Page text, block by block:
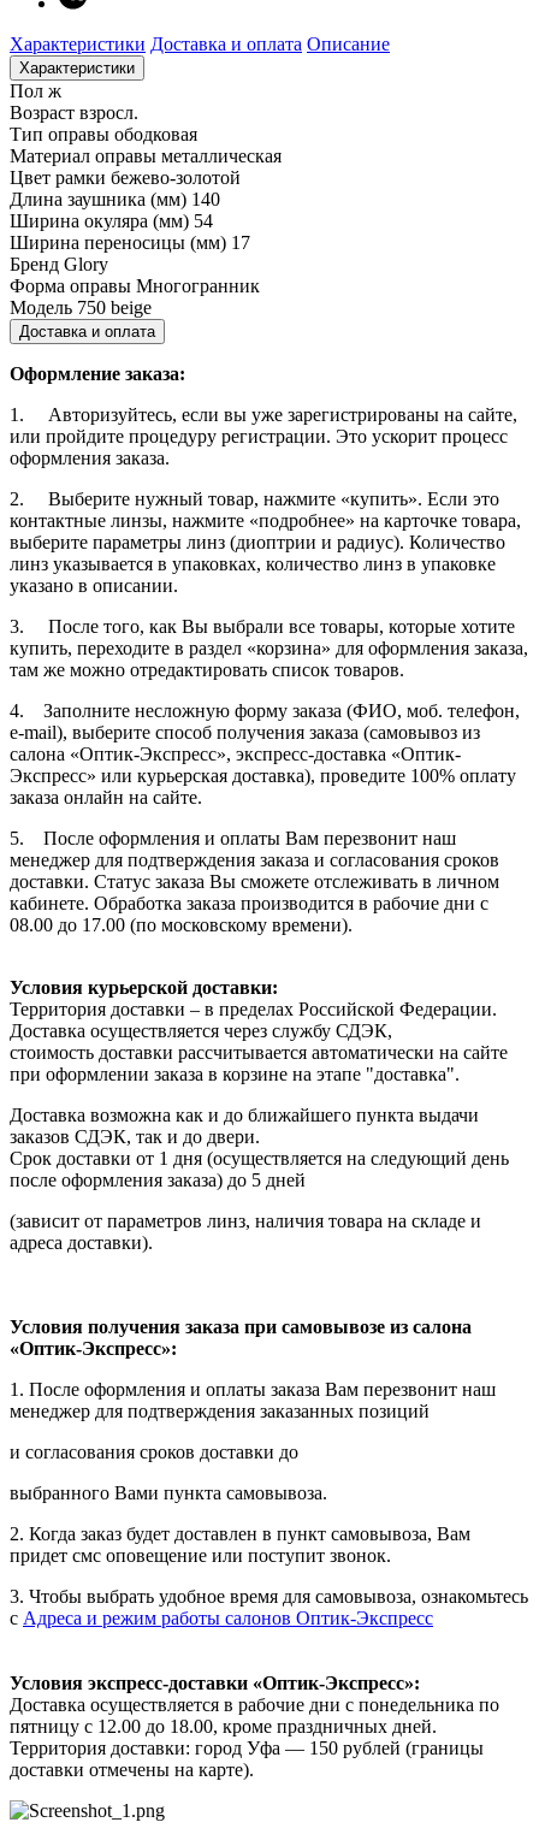
Характеристики Доставка и оплата Описание
Характеристики
Пол ж
Возраст взросл.
Тип оправы ободковая
Материал оправы металлическая
Цвет рамки бежево-золотой
Длина заушника (мм) 140
Ширина окуляра (мм) 54
Ширина переносицы (мм) 17
Бренд Glory
Форма оправы Многогранник
Модель 750 beige
Доставка и оплата
Оформление заказа:
1. Авторизуйтесь, если вы уже зарегистрированы на сайте,
или пройдите процедуру регистрации. Это ускорит процесс
оформления заказа.
2. Выберите нужный товар, нажмите «купить». Если это
контактные линзы, нажмите «подробнее» на карточке товара,
выберите параметры линз (диоптрии и радиус). Количество
линз указывается в упаковках, количество линз в упаковке
указано в описании.
3. После того, как Вы выбрали все товары, которые хотите
купить, переходите в раздел «корзина» для оформления заказа,
там же можно отредактировать список товаров.
4. Заполните несложную форму заказа (ФИО, моб. телефон,
e-mail), выберите способ получения заказа (самовывоз из
салона «Оптик-Экспресс», экспресс-доставка «Оптик-
Экспресс» или курьерская доставка), проведите 100% оплату
заказа онлайн на сайте.
5. После оформления и оплаты Вам перезвонит наш
менеджер для подтверждения заказа и согласования сроков
доставки. Статус заказа Вы сможете отслеживать в личном
кабинете. Обработка заказа производится в рабочие дни с
08.00 до 17.00 (по московскому времени).
Условия курьерской доставки:
Территория доставки – в пределах Российской Федерации.
Доставка осуществляется через службу СДЭК,
стоимость доставки рассчитывается автоматически на сайте
при оформлении заказа в корзине на этапе "доставка".
Доставка возможна как и до ближайшего пункта выдачи
заказов СДЭК, так и до двери.
Срок доставки от 1 дня (осуществляется на следующий день
после оформления заказа) до 5 дней
(зависит от параметров линз, наличия товара на складе и
адреса доставки).
Условия получения заказа при самовывозе из салона
«Оптик-Экспресс»:
1. После оформления и оплаты заказа Вам перезвонит наш
менеджер для подтверждения заказанных позиций
и согласования сроков доставки до
выбранного Вами пункта самовывоза.
2. Когда заказ будет доставлен в пункт самовывоза, Вам
придет смс оповещение или поступит звонок.
3. Чтобы выбрать удобное время для самовывоза, ознакомьтесь
с Адреса и режим работы салонов Оптик-Экспресс
Условия экспресс-доставки «Оптик-Экспресс»:
Доставка осуществляется в рабочие дни с понедельника по
пятницу с 12.00 до 18.00, кроме праздничных дней.
Территория доставки: город Уфа — 150 рублей (границы
доставки отмечены на карте).